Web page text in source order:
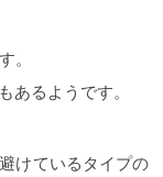
。
あるようです。
けているタイプの